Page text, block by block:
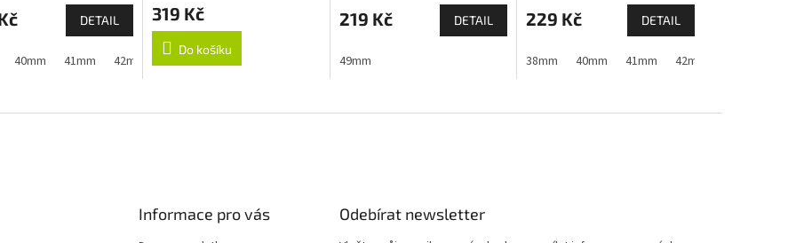
DETAIL
40mm 41mm 42mm (Apple Watch 1,2,3) 42mm (Apple Watch 10 a 11) 46mm 49mm
319 Kč
Do košíku
219 Kč DETAIL
49mm
229 Kč DETAIL
38mm 40mm 41mm 42mm (Apple Watch
Informace pro vás Odebírat newsletter